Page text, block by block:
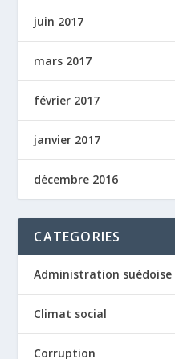
juin 2017
mars 2017
février 2017
janvier 2017
décembre 2016
CATEGORIES
Administration suédoise
Climat social
Corruption